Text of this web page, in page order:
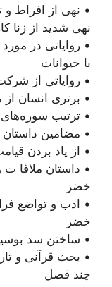
• نهی از افراط و
نهی شدید از زنا
• روایاتی در
با حیوانات
• روایاتی از
• برتری انسان از
• ترتیب
• مضامین
• از یاد بردن
• داستان
خضر
• ادب و تواضع
خضر
• ساختن سد
• بحث قرآنی و
چند فصل